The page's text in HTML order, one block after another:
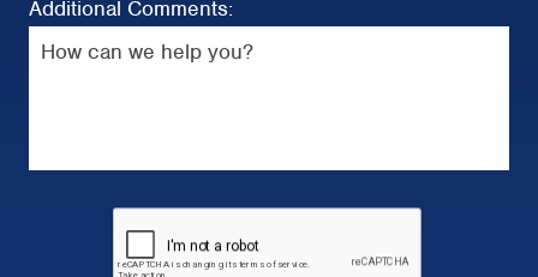
Additional Comments: